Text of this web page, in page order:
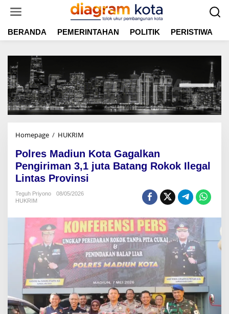
t
BERANDA PEMERINTAHAN POLITIK PERISTIWA
Homepage / HUKRIM
l
r
e
s
i
u
n
K
o
t
a
G
a
g
Polres Madiun Kota Gagalkan
Pengiriman 3,1 juta Batang Rokok Ilegal
Lintas Provinsi
Teguh Priyono
08/05/2026
HUKRIM